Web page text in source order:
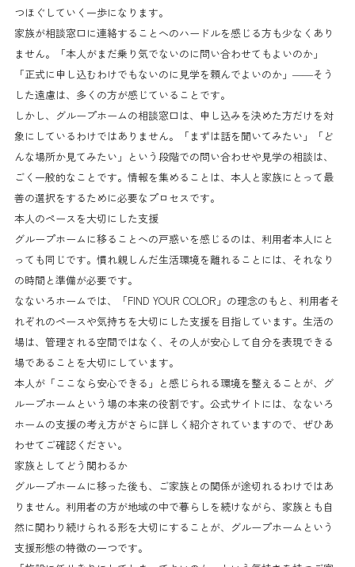
つほぐしていく一歩になります。
家族が相談窓口に連絡することへのハードルを感じる方も少なくあり
ません。「本人がまだ乗り気でないのに問い合わせてもよいのか」
「正式に申し込むわけでもないのに見学を頼んでよいのか」——そう
した遠慮は、多くの方が感じていることです。
しかし、グループホームの相談窓口は、申し込みを決めた方だけを対
象にしているわけではありません。「まずは話を聞いてみたい」「ど
んな場所か見てみたい」という段階での問い合わせや見学の相談は、
ごく一般的なことです。情報を集めることは、本人と家族にとって最
善の選択をするために必要なプロセスです。
本人のペースを大切にした支援
グループホームに移ることへの戸惑いを感じるのは、利用者本人にと
っても同じです。慣れ親しんだ生活環境を離れることには、それなり
の時間と準備が必要です。
なないろホームでは、「FIND YOUR COLOR」の理念のもと、利用者そ
れぞれのペースや気持ちを大切にした支援を目指しています。生活の
場は、管理される空間ではなく、その人が安心して自分を表現できる
場であることを大切にしています。
本人が「ここなら安心できる」と感じられる環境を整えることが、グ
ループホームという場の本来の役割です。公式サイトには、なないろ
ホームの支援の考え方がさらに詳しく紹介されていますので、ぜひあ
わせてご確認ください。
家族としてどう関わるか
グループホームに移った後も、ご家族との関係が途切れるわけではあ
りません。利用者の方が地域の中で暮らしを続けながら、家族とも自
然に関わり続けられる形を大切にすることが、グループホームという
支援形態の特徴の一つです。